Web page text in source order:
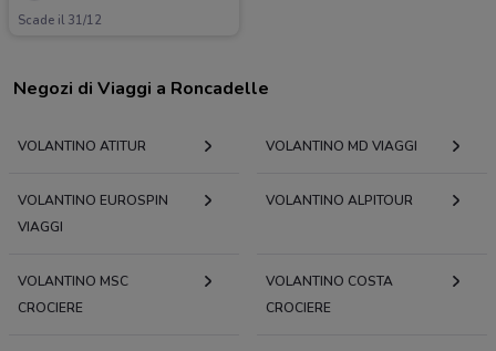
Scade il 31/12
Negozi di Viaggi a Roncadelle
VOLANTINO ATITUR VOLANTINO MD VIAGGI
VOLANTINO EUROSPIN
VIAGGI
VOLANTINO ALPITOUR
VOLANTINO MSC
CROCIERE
VOLANTINO COSTA
CROCIERE